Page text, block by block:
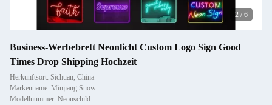
2 / 6
Business-Werbebrett Neonlicht Custom Logo Sign Good
Times Drop Shipping Hochzeit
Herkunftsort: Sichuan, China
Markenname: Minjiang Snow
Modellnummer: Neonschild